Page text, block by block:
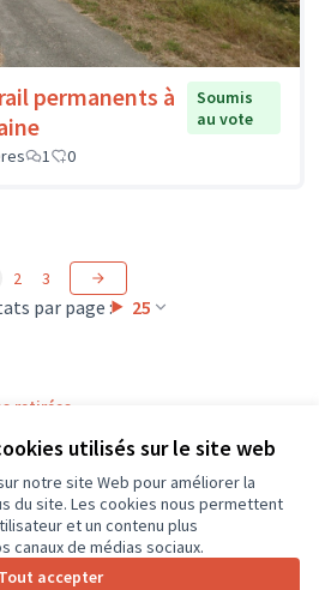
utilisés sur le site web
notre site Web pour améliorer la
du site. Les cookies nous permettent
et un contenu plus
canaux de médias sociaux.
Tout accepter
permanents à
Soumis
au vote
1 0
par page : 25
2 3
retirées